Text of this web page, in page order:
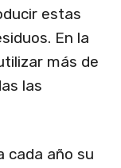
estas
En la
más de
las
cada año su